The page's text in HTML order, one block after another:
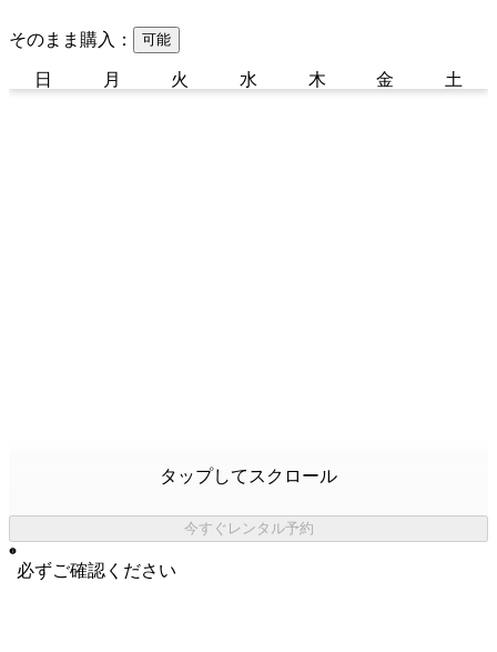
そのまま購入： 可能
日 月 火 水 木 金 土
タップしてスクロール
今すぐレンタル予約
必ずご確認ください